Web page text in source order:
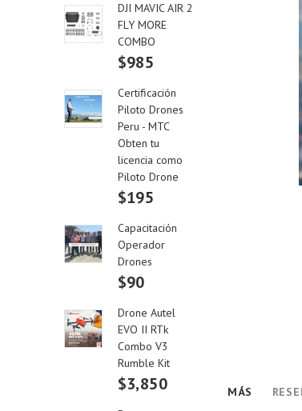
MÁS
DJI MAVIC AIR 2
FLY MORE
COMBO
$985
Certificación
Piloto Drones
Peru - MTC
Obten tu
licencia como
Piloto Drone
$195
Capacitación
Operador
Drones
$90
Drone Autel
EVO II RTk
Combo V3
Rumble Kit
$3,850